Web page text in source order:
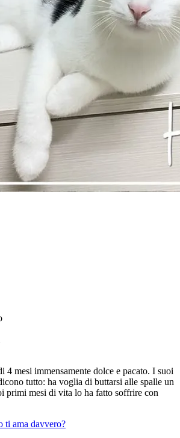
mesi immensamente dolce e pacato. I suoi
tutto: ha voglia di buttarsi alle spalle un
primi mesi di vita lo ha fatto soffrire con
ti ama davvero?